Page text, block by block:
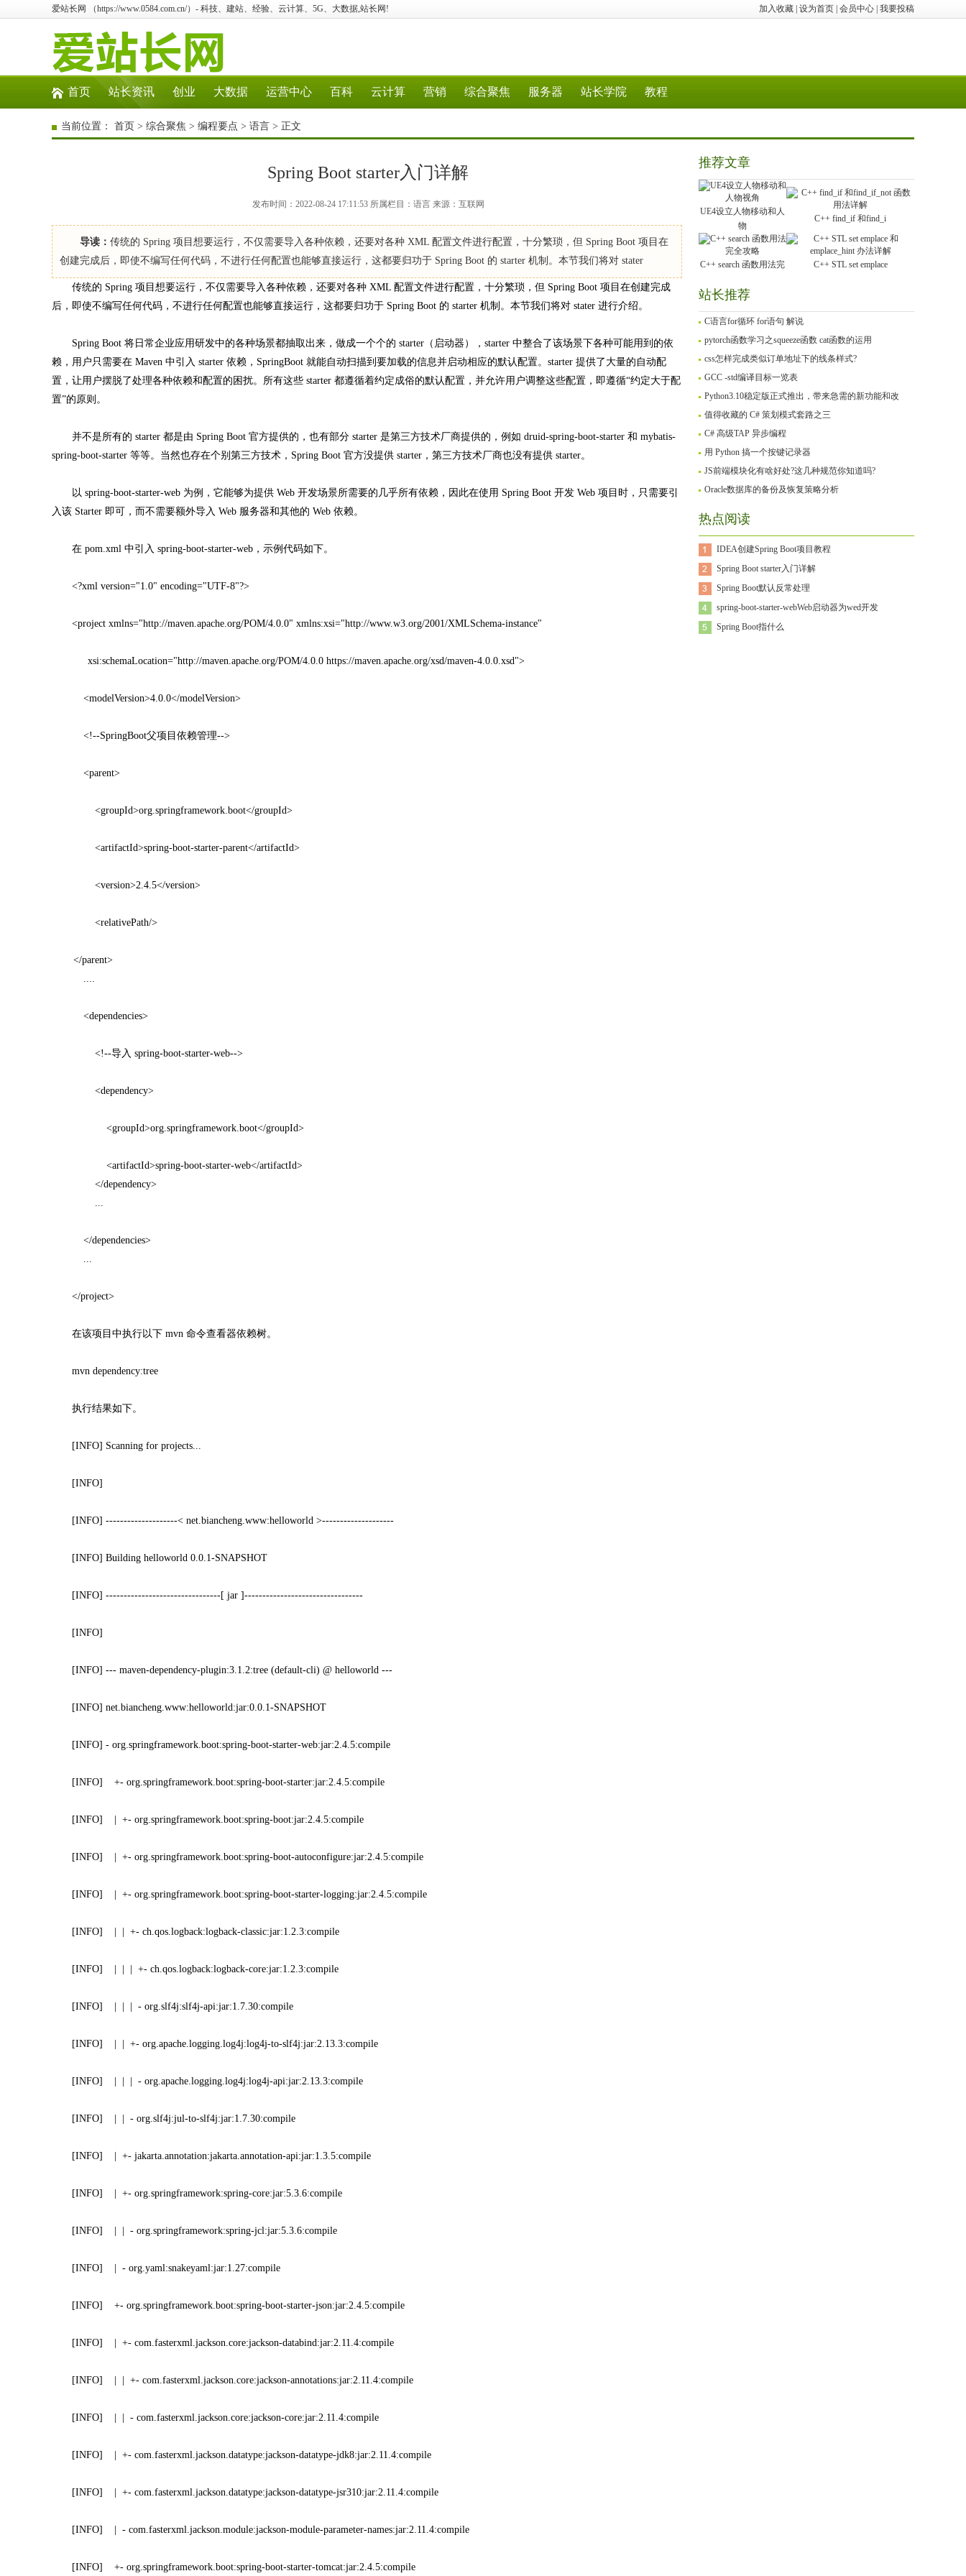
加入收藏 设为首页 会员中心 我要投稿
爱站长网 （https://www.0584.com.cn/）- 科技、建站、经验、云计算、5G、大数据,站长网!
首页 站长资讯 创业 大数据 运营中心 百科 云计算 营销 综合聚焦 服务器 站长学院 教程
当前位置： 首页 > 综合聚焦 > 编程要点 > 语言 > 正文
Spring Boot starter入门详解
发布时间：2022-08-24 17:11:53 所属栏目：语言 来源：互联网
导读： 传统的 Spring 项目想要运行，不仅需要导入各种依赖，还要对各种 XML 配置文件进行配置，十分繁琐，但 Spring Boot 项目在
创建完成后，即使不编写任何代码，不进行任何配置也能够直接运行，这都要归功于 Spring Boot 的 starter 机制。本节我们将对 stater
传统的 Spring 项目想要运行，不仅需要导入各种依赖，还要对各种 XML 配置文件进行配置，十分繁琐，但 Spring Boot 项目在创建完成
后，即使不编写任何代码，不进行任何配置也能够直接运行，这都要归功于 Spring Boot 的 starter 机制。本节我们将对 stater 进行介绍。
Spring Boot 将日常企业应用研发中的各种场景都抽取出来，做成一个个的 starter（启动器），starter 中整合了该场景下各种可能用到的依
赖，用户只需要在 Maven 中引入 starter 依赖，SpringBoot 就能自动扫描到要加载的信息并启动相应的默认配置。starter 提供了大量的自动配
置，让用户摆脱了处理各种依赖和配置的困扰。所有这些 starter 都遵循着约定成俗的默认配置，并允许用户调整这些配置，即遵循“约定大于配
置”的原则。
并不是所有的 starter 都是由 Spring Boot 官方提供的，也有部分 starter 是第三方技术厂商提供的，例如 druid-spring-boot-starter 和 mybatis-
spring-boot-starter 等等。当然也存在个别第三方技术，Spring Boot 官方没提供 starter，第三方技术厂商也没有提供 starter。
以 spring-boot-starter-web 为例，它能够为提供 Web 开发场景所需要的几乎所有依赖，因此在使用 Spring Boot 开发 Web 项目时，只需要引
入该 Starter 即可，而不需要额外导入 Web 服务器和其他的 Web 依赖。
在 pom.xml 中引入 spring-boot-starter-web，示例代码如下。
<?xml version="1.0" encoding="UTF-8"?>
<project xmlns="http://maven.apache.org/POM/4.0.0" xmlns:xsi="http://www.w3.org/2001/XMLSchema-instance"
xsi:schemaLocation="http://maven.apache.org/POM/4.0.0 https://maven.apache.org/xsd/maven-4.0.0.xsd">
<modelVersion>4.0.0</modelVersion>
<!--SpringBoot父项目依赖管理-->
<parent>
<groupId>org.springframework.boot</groupId>
<artifactId>spring-boot-starter-parent</artifactId>
<version>2.4.5</version>
<relativePath/>
</parent>
....
<dependencies>
<!--导入 spring-boot-starter-web-->
<dependency>
<groupId>org.springframework.boot</groupId>
<artifactId>spring-boot-starter-web</artifactId>
</dependency>
...
</dependencies>
...
</project>
在该项目中执行以下 mvn 命令查看器依赖树。
mvn dependency:tree
执行结果如下。
[INFO] Scanning for projects...
[INFO]
[INFO] --------------------< net.biancheng.www:helloworld >--------------------
[INFO] Building helloworld 0.0.1-SNAPSHOT
[INFO] --------------------------------[ jar ]---------------------------------
[INFO]
[INFO] --- maven-dependency-plugin:3.1.2:tree (default-cli) @ helloworld ---
[INFO] net.biancheng.www:helloworld:jar:0.0.1-SNAPSHOT
[INFO] - org.springframework.boot:spring-boot-starter-web:jar:2.4.5:compile
[INFO] +- org.springframework.boot:spring-boot-starter:jar:2.4.5:compile
[INFO] | +- org.springframework.boot:spring-boot:jar:2.4.5:compile
[INFO] | +- org.springframework.boot:spring-boot-autoconfigure:jar:2.4.5:compile
[INFO] | +- org.springframework.boot:spring-boot-starter-logging:jar:2.4.5:compile
[INFO] | | +- ch.qos.logback:logback-classic:jar:1.2.3:compile
[INFO] | | | +- ch.qos.logback:logback-core:jar:1.2.3:compile
[INFO] | | | - org.slf4j:slf4j-api:jar:1.7.30:compile
[INFO] | | +- org.apache.logging.log4j:log4j-to-slf4j:jar:2.13.3:compile
[INFO] | | | - org.apache.logging.log4j:log4j-api:jar:2.13.3:compile
[INFO] | | - org.slf4j:jul-to-slf4j:jar:1.7.30:compile
[INFO] | +- jakarta.annotation:jakarta.annotation-api:jar:1.3.5:compile
[INFO] | +- org.springframework:spring-core:jar:5.3.6:compile
[INFO] | | - org.springframework:spring-jcl:jar:5.3.6:compile
[INFO] | - org.yaml:snakeyaml:jar:1.27:compile
[INFO] +- org.springframework.boot:spring-boot-starter-json:jar:2.4.5:compile
[INFO] | +- com.fasterxml.jackson.core:jackson-databind:jar:2.11.4:compile
[INFO] | | +- com.fasterxml.jackson.core:jackson-annotations:jar:2.11.4:compile
[INFO] | | - com.fasterxml.jackson.core:jackson-core:jar:2.11.4:compile
[INFO] | +- com.fasterxml.jackson.datatype:jackson-datatype-jdk8:jar:2.11.4:compile
[INFO] | +- com.fasterxml.jackson.datatype:jackson-datatype-jsr310:jar:2.11.4:compile
[INFO] | - com.fasterxml.jackson.module:jackson-module-parameter-names:jar:2.11.4:compile
[INFO] +- org.springframework.boot:spring-boot-starter-tomcat:jar:2.4.5:compile
推荐文章
UE4设立人物移动和人
物
C++ find_if 和find_i
C++ search 函数用法完 C++ STL set emplace
站长推荐
C语言for循环 for语句 解说
pytorch函数学习之squeeze函数 cat函数的运用
css怎样完成类似订单地址下的线条样式?
GCC -std编译目标一览表
Python3.10稳定版正式推出，带来急需的新功能和改
值得收藏的 C# 策划模式套路之三
C# 高级TAP 异步编程
用 Python 搞一个按键记录器
JS前端模块化有啥好处?这几种规范你知道吗?
Oracle数据库的备份及恢复策略分析
热点阅读
IDEA创建Spring Boot项目教程
Spring Boot starter入门详解
Spring Boot默认反常处理
spring-boot-starter-webWeb启动器为wed开发
Spring Boot指什么